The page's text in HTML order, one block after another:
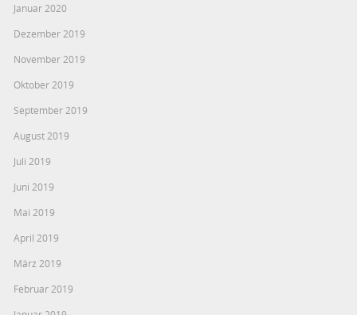
Januar 2020
Dezember 2019
November 2019
Oktober 2019
September 2019
August 2019
Juli 2019
Juni 2019
Mai 2019
April 2019
März 2019
Februar 2019